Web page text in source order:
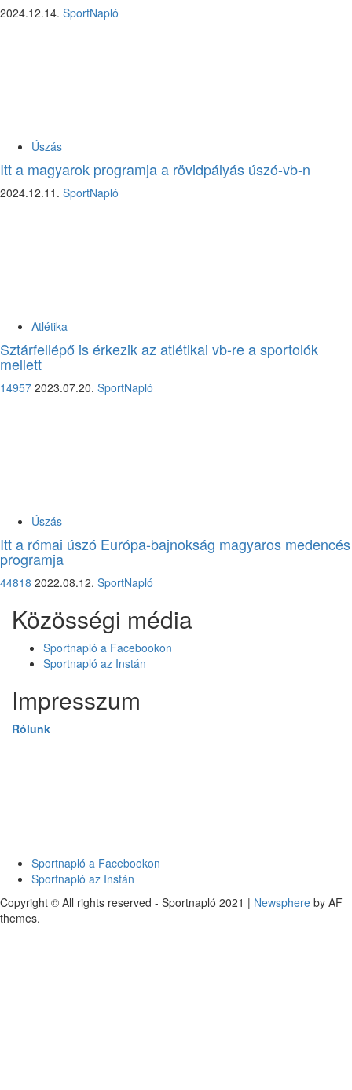
2024.12.14. SportNapló
Úszás
Itt a magyarok programja a rövidpályás úszó-vb-n
2024.12.11. SportNapló
Atlétika
Sztárfellépő is érkezik az atlétikai vb-re a sportolók
mellett
14957 2023.07.20. SportNapló
Úszás
Itt a római úszó Európa-bajnokság magyaros medencés
programja
44818 2022.08.12. SportNapló
Közösségi média
Sportnapló a Facebookon
Sportnapló az Instán
Impresszum
Rólunk
Sportnapló a Facebookon
Sportnapló az Instán
Copyright © All rights reserved - Sportnapló 2021 | Newsphere by AF
themes.